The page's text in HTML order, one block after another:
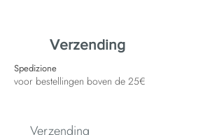
Verzending
Spedizione
voor bestellingen boven de 25€
Verzending